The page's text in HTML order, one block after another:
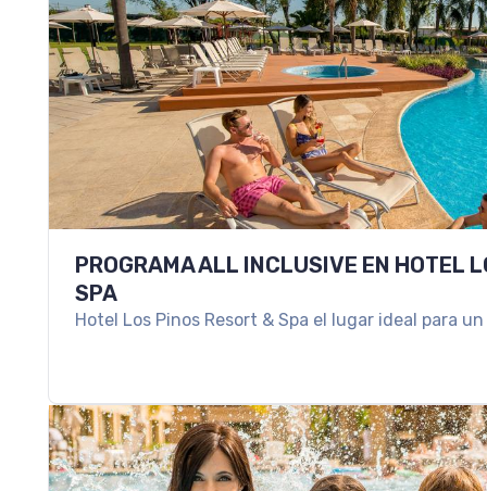
PROGRAMA ALL INCLUSIVE EN HOTEL
SPA
Hotel Los Pinos Resort & Spa el lugar ideal para